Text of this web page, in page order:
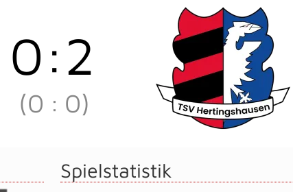
0:2
(0 : 0)
Spielstatistik